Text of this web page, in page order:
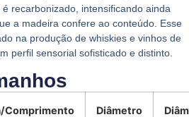
recarbonizado, intensificando ainda
a madeira confere ao conteúdo. Esse
na produção de whiskies e vinhos de
perfil sensorial sofisticado e distinto.
Comprimento
Diâmetro